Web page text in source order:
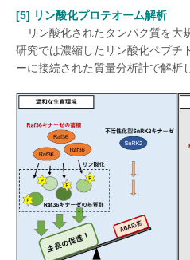
[5] リン酸化プロテオーム解析
リン酸化されたタンパク質を大
研究では濃縮したリン酸化ペプチ
ーに接続された質量分析計で解析